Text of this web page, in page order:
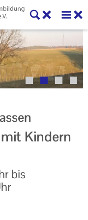
Kindern
bis
KEB